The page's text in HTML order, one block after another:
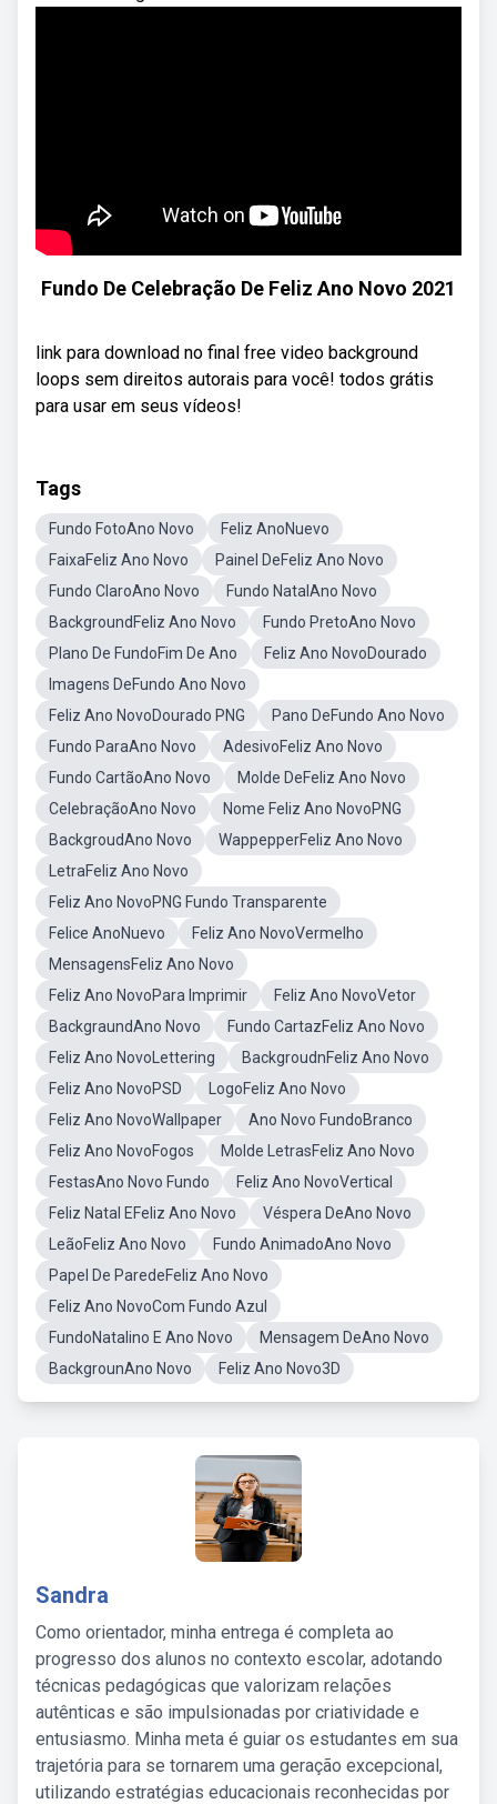
Fundo De Celebração De Feliz Ano Novo 2021
link para download no final free video background
loops sem direitos autorais para você! todos grátis
para usar em seus vídeos!
Tags
Fundo FotoAno Novo
Feliz AnoNuevo
FaixaFeliz Ano Novo
Painel DeFeliz Ano Novo
Fundo ClaroAno Novo
Fundo NatalAno Novo
BackgroundFeliz Ano Novo
Fundo PretoAno Novo
Plano De FundoFim De Ano
Feliz Ano NovoDourado
Imagens DeFundo Ano Novo
Feliz Ano NovoDourado PNG
Pano DeFundo Ano Novo
Fundo ParaAno Novo
AdesivoFeliz Ano Novo
Fundo CartãoAno Novo
Molde DeFeliz Ano Novo
CelebraçãoAno Novo
Nome Feliz Ano NovoPNG
BackgroudAno Novo
WappepperFeliz Ano Novo
LetraFeliz Ano Novo
Feliz Ano NovoPNG Fundo Transparente
Felice AnoNuevo
Feliz Ano NovoVermelho
MensagensFeliz Ano Novo
Feliz Ano NovoPara Imprimir
Feliz Ano NovoVetor
BackgraundAno Novo
Fundo CartazFeliz Ano Novo
Feliz Ano NovoLettering
BackgroudnFeliz Ano Novo
Feliz Ano NovoPSD
LogoFeliz Ano Novo
Feliz Ano NovoWallpaper
Ano Novo FundoBranco
Feliz Ano NovoFogos
Molde LetrasFeliz Ano Novo
FestasAno Novo Fundo
Feliz Ano NovoVertical
Feliz Natal EFeliz Ano Novo
Véspera DeAno Novo
LeãoFeliz Ano Novo
Fundo AnimadoAno Novo
Papel De ParedeFeliz Ano Novo
Feliz Ano NovoCom Fundo Azul
FundoNatalino E Ano Novo
Mensagem DeAno Novo
BackgrounAno Novo
Feliz Ano Novo3D
Sandra
Como orientador, minha entrega é completa ao
progresso dos alunos no contexto escolar, adotando
técnicas pedagógicas que valorizam relações
autênticas e são impulsionadas por criatividade e
entusiasmo. Minha meta é guiar os estudantes em sua
trajetória para se tornarem uma geração excepcional,
utilizando estratégias educacionais reconhecidas por